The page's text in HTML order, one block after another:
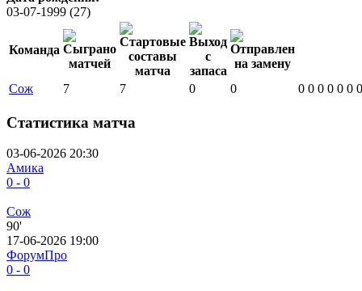
03-07-1999 (27)
Команда
Сож 7 7 0 0 0 0 0 0 0 0 0
Статистика матча
03-06-2026 20:30
Амика
0 - 0
Сож
90'
17-06-2026 19:00
ФорумПро
0 - 0